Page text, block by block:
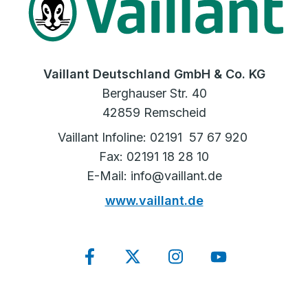
Vaillant Deutschland GmbH & Co. KG
Berghauser Str. 40
42859 Remscheid
Vaillant Infoline: 02191 57 67 920
Fax: 02191 18 28 10
E-Mail: info@vaillant.de
www.vaillant.de